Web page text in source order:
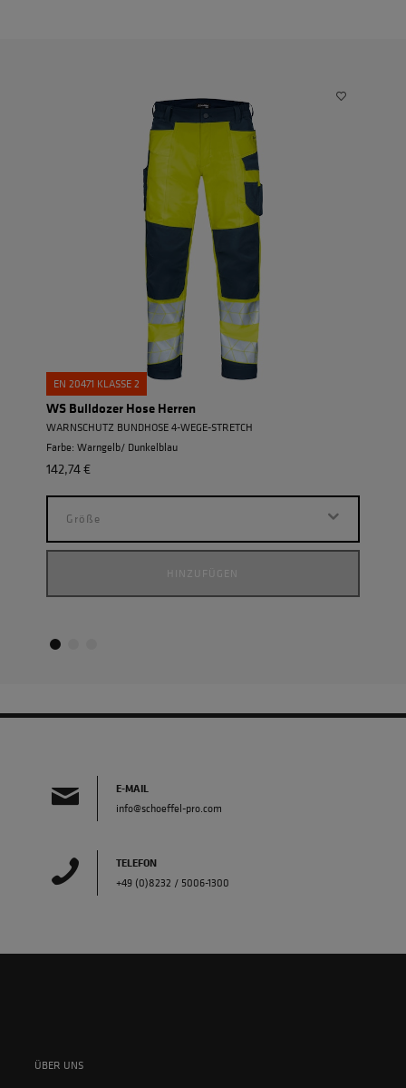
EN 20471 KLASSE 2
WS Bulldozer Hose Herren
WARNSCHUTZ BUNDHOSE 4-WEGE-STRETCH
Farbe: Warngelb/ Dunkelblau
142,74 €
Größe
HINZUFÜGEN
E-MAIL
info@schoeffel-pro.com
TELEFON
+49 (0)8232 / 5006-1300
ÜBER UNS